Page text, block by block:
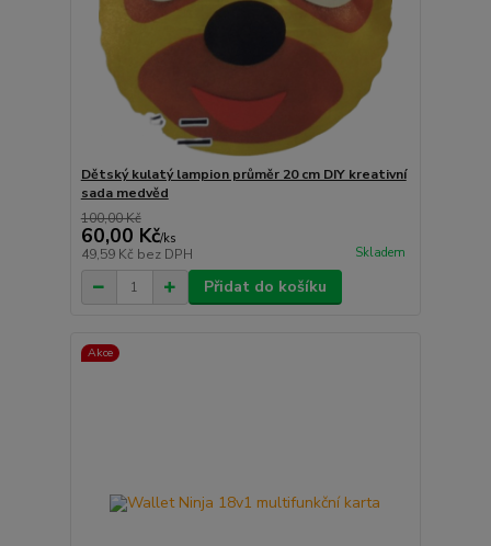
Dětský kulatý lampion průměr 20 cm DIY kreativní
sada medvěd
100,00 Kč
60,00 Kč/ks
49,59 Kč bez DPH Skladem
Přidat do košíku
Akce